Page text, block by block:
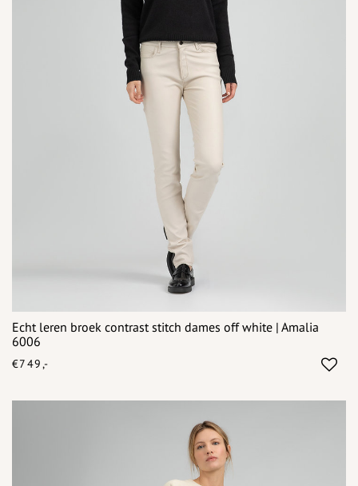
Echt leren broek contrast stitch dames off white | Amalia
6006
€749,-